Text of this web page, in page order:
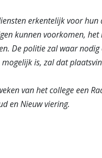
erkentelijk voor hun
kunnen voorkomen,
De politie zal waar
is, zal dat
van het college een
en Nieuw viering.